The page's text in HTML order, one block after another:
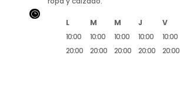
L M M J V
10:00
20:00
10:00
20:00
10:00
20:00
10:00
20:00
10:00
20:00
}